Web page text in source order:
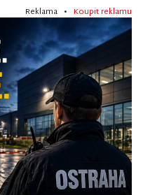
Reklama • Koupit reklamu